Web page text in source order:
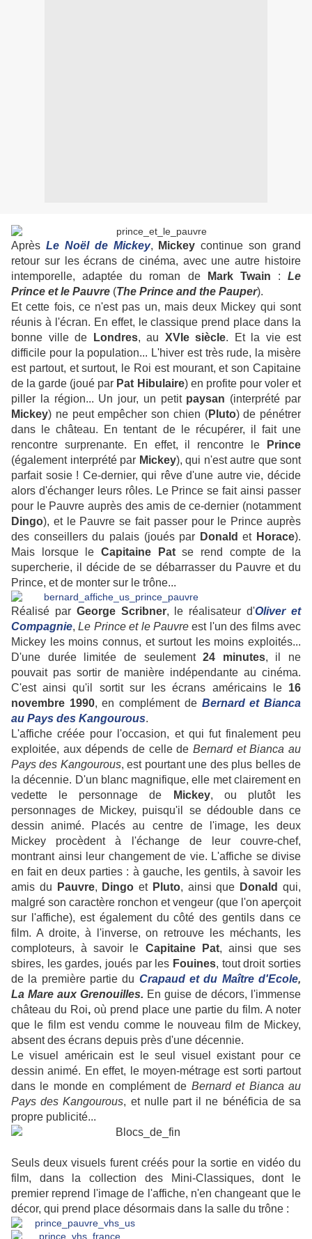
Après Le Noël de Mickey, Mickey continue son grand
retour sur les écrans de cinéma, avec une autre histoire
intemporelle, adaptée du roman de
Mark Twain : Le
Prince et le Pauvre (The Prince and the Pauper).
Et cette fois, ce n'est pas un, mais deux Mickey qui sont
réunis à l'écran. En effet, le classique prend place dans la
bonne ville de
Londres, au XVIe siècle. Et la vie est
difficile pour la population... L'hiver est très rude, la misère
est partout, et surtout, le Roi est mourant, et son Capitaine
de la garde (joué par Pat Hibulaire) en profite pour voler et
piller la région... Un jour, un petit paysan (interprété par
Mickey) ne peut empêcher son chien (Pluto) de pénétrer
dans le château. En tentant de le récupérer, il fait une
rencontre surprenante. En effet, il rencontre le
Prince
(également interprété par Mickey), qui n'est autre que sont
parfait sosie ! Ce-dernier, qui rêve d'une autre vie, décide
alors d'échanger leurs rôles. Le Prince se fait ainsi passer
pour le Pauvre auprès des amis de ce-dernier (notamment
Dingo), et le Pauvre se fait passer pour le Prince auprès
des conseillers du palais (joués par Donald et Horace).
Mais lorsque le Capitaine Patse rend compte de la
supercherie, il décide de se débarrasser du Pauvre et du
Prince, et de monter sur le trône...
Réalisé par George Scribner, le réalisateur d'Oliver et
Compagnie,Le Prince et le Pauvre est l'un des films avec
Mickey les moins connus, et surtout les moins exploités...
D'une durée limitée de seulement24 minutes, il ne
pouvait pas sortir de manière indépendante au cinéma.
C'est ainsi qu'il sortit sur les écrans américains le 16
novembre 1990, en complément de Bernard et Bianca
au Pays des Kangourous.
L'affiche créée pour l'occasion, et qui fut finalement peu
exploitée, aux dépends de celle de Bernard et Bianca au
Pays des Kangourous, est pourtant une des plus belles de
la décennie. D'un blanc magnifique, elle met clairement en
vedette le personnage de
Mickey, ou plutôt les
personnages de Mickey, puisqu'il se dédouble dans ce
dessin animé. Placés au centre de l'image, les deux
Mickey procèdent à l'échange de leur couvre-chef,
montrant ainsi leur changement de vie. L'affiche se divise
en fait en deux parties : à gauche, les gentils, à savoir les
amis du
Pauvre, Dingo et Pluto, ainsi que Donald qui,
malgré son caractère ronchon et vengeur (que l'on aperçoit
sur l'affiche), est également du côté des gentils dans ce
film. A droite, à l'inverse, on retrouve les méchants, les
comploteurs, à savoir le Capitaine Pat, ainsi que ses
sbires, les gardes, joués par les Fouines, tout droit sorties
de la première partie du Crapaud et du Maître d'Ecole,
La Mare aux Grenouilles. En guise de décors, l'immense
château du Roi, où prend place une partie du film. A noter
que le film est vendu comme le nouveau film de Mickey,
absent des écrans depuis près d'une décennie.
Le visuel américain est le seul visuel existant pour ce
dessin animé. En effet, le moyen-métrage est sorti partout
dans le monde en complément de Bernard et Bianca au
Pays des Kangourous, et nulle part il ne bénéficia de sa
propre publicité...
Seuls deux visuels furent créés pour la sortie en vidéo du
film, dans la collection des Mini-Classiques, dont le
premier reprend l'image de l'affiche, n'en changeant que le
décor, qui prend place désormais dans la salle du trône :